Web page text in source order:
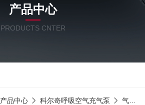
产品中心
PRODUCTS CNTER
产品中心 科尔奇呼吸空气充气泵 气瓶